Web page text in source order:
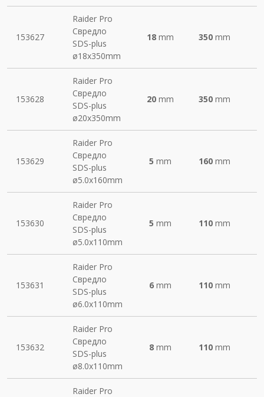
153627
Raider Pro
Свредло
SDS-plus
ø18х350mm
18mm 350 mm
153628
Raider Pro
Свредло
SDS-plus
ø20х350mm
20mm 350 mm
153629
Raider Pro
Свредло
SDS-plus
ø5.0х160mm
5 mm 160 mm
153630
Raider Pro
Свредло
SDS-plus
ø5.0х110mm
5 mm 110 mm
153631
Raider Pro
Свредло
SDS-plus
ø6.0х110mm
6mm 110 mm
153632
Raider Pro
Свредло
SDS-plus
ø8.0х110mm
8mm 110 mm
Raider Pro